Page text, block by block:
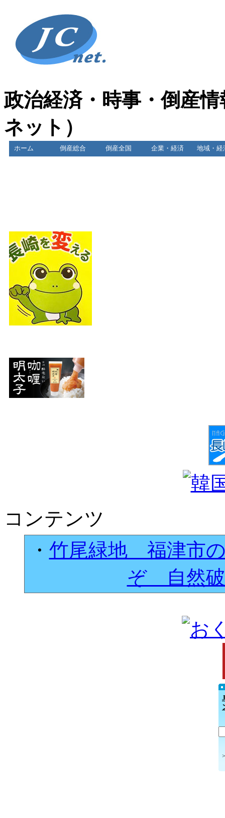
政治経済・時事・倒産
ネット）
ホーム 倒産総合 倒産全国 企業・経済 地域・経
コンテンツ
・ 竹尾緑地 福津市
ぞ 自然破